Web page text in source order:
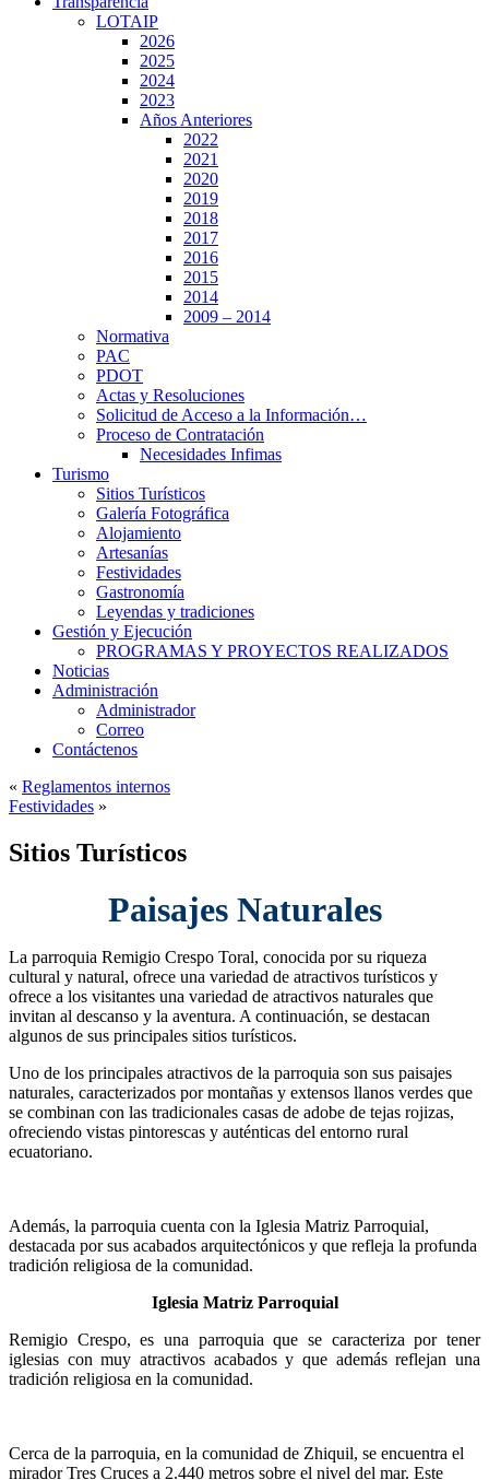
LOTAIP
2026
2025
2024
2023
Años Anteriores
2022
2021
2020
2019
2018
2017
2016
2015
2014
2009 – 2014
Normativa
PAC
PDOT
Actas y Resoluciones
Solicitud de Acceso a la Información…
Proceso de Contratación
Necesidades Infimas
Turismo
Sitios Turísticos
Galería Fotográfica
Alojamiento
Artesanías
Festividades
Gastronomía
Leyendas y tradiciones
Gestión y Ejecución
PROGRAMAS Y PROYECTOS REALIZADOS
Noticias
Administración
Administrador
Correo
Contáctenos
« Reglamentos internos
Festividades »
Sitios Turísticos
Paisajes Naturales
La parroquia Remigio Crespo Toral, conocida por su riqueza
cultural y natural, ofrece una variedad de atractivos turísticos y
ofrece a los visitantes una variedad de atractivos naturales que
invitan al descanso y la aventura. A continuación, se destacan
algunos de sus principales sitios turísticos.
Uno de los principales atractivos de la parroquia son sus paisajes
naturales, caracterizados por montañas y extensos llanos verdes que
se combinan con las tradicionales casas de adobe de tejas rojizas,
ofreciendo vistas pintorescas y auténticas del entorno rural
ecuatoriano.
Además, la parroquia cuenta con la Iglesia Matriz Parroquial,
destacada por sus acabados arquitectónicos y que refleja la profunda
tradición religiosa de la comunidad.
Iglesia Matriz Parroquial
Remigio Crespo, es una parroquia que se caracteriza por tener
iglesias con muy atractivos acabados y que además reflejan una
tradición religiosa en la comunidad.
Cerca de la parroquia, en la comunidad de Zhiquil, se encuentra el
mirador Tres Cruces a 2.440 metros sobre el nivel del mar. Este